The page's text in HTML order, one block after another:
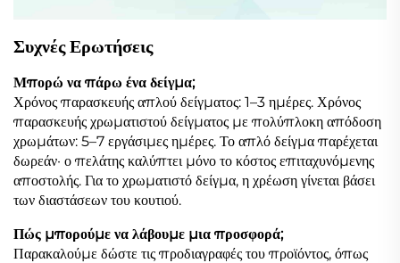
Συχνές Ερωτήσεις
Μπορώ να πάρω ένα δείγμα;
Χρόνος παρασκευής απλού δείγματος: 1–3 ημέρες. Χρόνος
παρασκευής χρωματιστού δείγματος με πολύπλοκη απόδοση
χρωμάτων: 5–7 εργάσιμες ημέρες. Το απλό δείγμα παρέχεται
δωρεάν· ο πελάτης καλύπτει μόνο το κόστος επιταχυνόμενης
αποστολής. Για το χρωματιστό δείγμα, η χρέωση γίνεται βάσει
των διαστάσεων του κουτιού.
Πώς μπορούμε να λάβουμε μια προσφορά;
Παρακαλούμε δώστε τις προδιαγραφές του προϊόντος, όπως